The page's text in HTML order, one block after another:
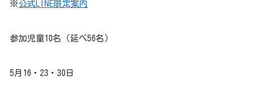
※公式LINE限定案内
参加児童10名（延べ56名）
5月16・23・30日